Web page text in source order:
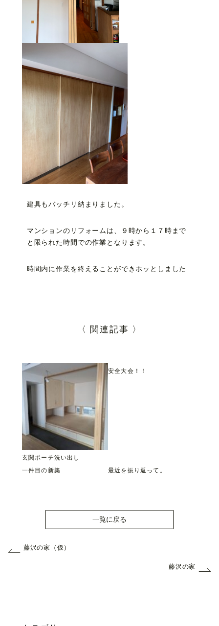
建具もバッチリ納まりました。
マンションのリフォームは、９時から１７時まで
と限られた時間での作業となります。
時間内に作業を終えることができホッとしました
〈 関連記事 〉
玄関ポーチ洗い出し
安全大会！！
一件目の新築 最近を振り返って。
一覧に戻る
藤沢の家（仮）
藤沢の家